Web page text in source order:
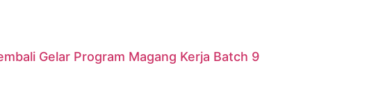
Gelar Program Magang Kerja Batch 9